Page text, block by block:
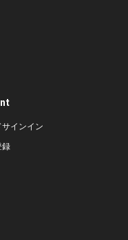
サインイン
録